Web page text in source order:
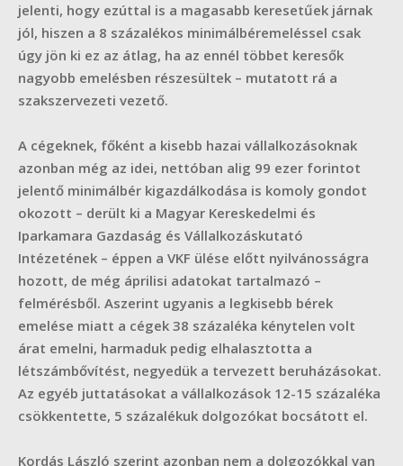
jelenti, hogy ezúttal is a magasabb keresetűek járnak
jól, hiszen a 8 százalékos minimálbéremeléssel csak
úgy jön ki ez az átlag, ha az ennél többet keresők
nagyobb emelésben részesültek – mutatott rá a
szakszervezeti vezető.
A cégeknek, főként a kisebb hazai vállalkozásoknak
azonban még az idei, nettóban alig 99 ezer forintot
jelentő minimálbér kigazdálkodása is komoly gondot
okozott – derült ki a Magyar Kereskedelmi és
Iparkamara Gazdaság és Vállalkozáskutató
Intézetének – éppen a VKF ülése előtt nyilvánosságra
hozott, de még áprilisi adatokat tartalmazó –
felmérésből. Aszerint ugyanis a legkisebb bérek
emelése miatt a cégek 38 százaléka kénytelen volt
árat emelni, harmaduk pedig elhalasztotta a
létszámbővítést, negyedük a tervezett beruházásokat.
Az egyéb juttatásokat a vállalkozások 12-15 százaléka
csökkentette, 5 százalékuk dolgozókat bocsátott el.
Kordás László szerint azonban nem a dolgozókkal van